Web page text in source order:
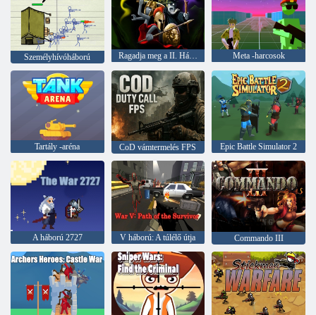
Személyhívóháború Ragadja meg a II. Háborús rend birodalmát Meta -harcosok
Tartály -aréna CoD vámtermelés FPS Epic Battle Simulator 2
A háború 2727 V háború: A túlélő útja Commando III